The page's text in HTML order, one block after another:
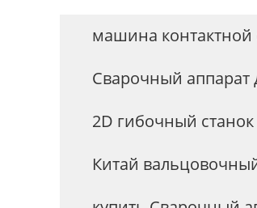
машина контактной
Сварочный аппарат
2D гибочный
Китай